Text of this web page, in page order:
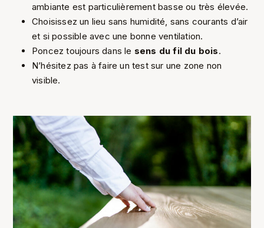
ambiante est particulièrement basse ou très élevée.
Choisissez un lieu sans humidité, sans courants d’air
et si possible avec une bonne ventilation.
Poncez toujours dans le sens du fil du bois.
N’hésitez pas à faire un test sur une zone non
visible.